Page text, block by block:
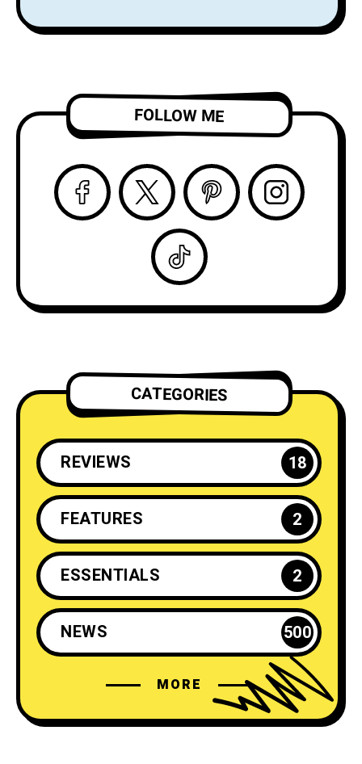
ツアーのオープニン
LP『Alight and
「Complication」の
ビデオを公開！
FOLLOW ME
CATEGORIES
REVIEWS 18
FEATURES 2
ESSENTIALS 2
NEWS 500
MORE